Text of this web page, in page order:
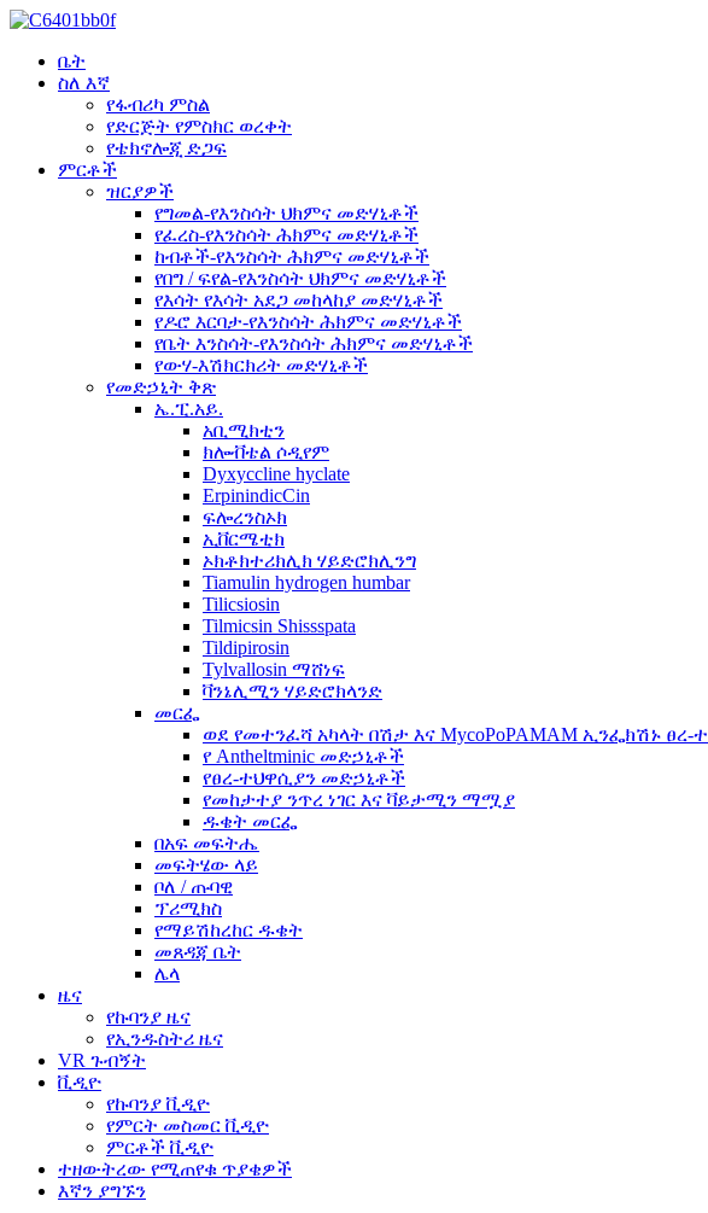
ቤት
ስለ እኛ
የፋብሪካ ምስል
የድርጅት የምስክር ወረቀት
የቴክኖሎጂ ድጋፍ
ምርቶች
ዝርያዎች
የግመል-የእንስሳት ህክምና መድሃኒቶች
የፈረስ-የእንስሳት ሕክምና መድሃኒቶች
ከብቶች-የእንስሳት ሕክምና መድሃኒቶች
የበግ / ፍየል-የእንስሳት ህክምና መድሃኒቶች
የእሳት የእሳት አደጋ መከላከያ መድሃኒቶች
የዶሮ እርባታ-የእንስሳት ሕክምና መድሃኒቶች
የቤት እንስሳት-የእንስሳት ሕክምና መድሃኒቶች
የውሃ-እሽክርክሪት መድሃኒቶች
የመድኃኒት ቅጽ
ኤ.ፒ.አይ.
አቢሚክቲን
ክሎቭቴል ሶዲየም
Dyxyccline hyclate
ErpinindicCin
ፍሎረንስኦክ
ኢቨርሜቲክ
ኦክቶክተሪክሊክ ሃይድሮክሊንግ
Tiamulin hydrogen humbar
Tilicsiosin
Tilmicsin Shissspata
Tildipirosin
Tylvallosin ማሸነፍ
ቫንኔሊሚን ሃይድሮክላንድ
መርፌ
ወደ የመተንፈሻ አካላት በሽታ እና MycoPoPAMAM ኢንፌክሽኑ ፀረ-
የ Antheltminic መድኃኒቶች
የፀረ-ተህዋሲያን መድኃኒቶች
የመከታተያ ንጥረ ነገር እና ቫይታሚን ማሟያ
ዱቄት መርፌ
በአፍ መፍትሔ
መፍትሄው ላይ
ቦለ / ጡባዊ
ፕሪሚክስ
የማይሽከረከር ዱቄት
መጸዳጃ ቤት
ሌላ
ዜና
የኩባንያ ዜና
የኢንዱስትሪ ዜና
VR ጉብኝት
ቪዲዮ
የኩባንያ ቪዲዮ
የምርት መስመር ቪዲዮ
ምርቶች ቪዲዮ
ተዘውትረው የሚጠየቁ ጥያቄዎች
እኛን ያግኙን